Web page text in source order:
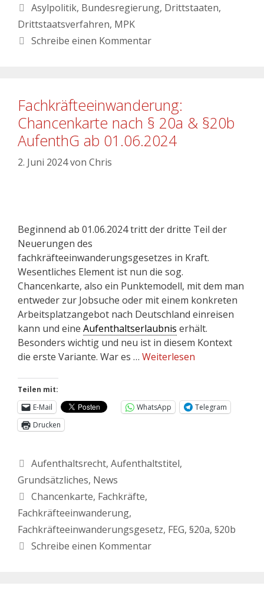
Asylpolitik, Bundesregierung, Drittstaaten,
Drittstaatsverfahren, MPK
Schreibe einen Kommentar
Fachkräfteeinwanderung:
Chancenkarte nach § 20a & §20b
AufenthG ab 01.06.2024
2. Juni 2024von Chris
Beginnend ab 01.06.2024 tritt der dritte Teil der
Neuerungen des
fachkräfteeinwanderungsgesetzes in Kraft.
Wesentliches Element ist nun die sog.
Chancenkarte, also ein Punktemodell, mit dem man
entweder zur Jobsuche oder mit einem konkreten
Arbeitsplatzangebot nach Deutschland einreisen
kann und eine Aufenthaltserlaubnis erhält.
Besonders wichtig und neu ist in diesem Kontext
die erste Variante. War es … Weiterlesen
Teilen mit:
E-Mail
WhatsApp
Telegram
Drucken
Aufenthaltsrecht, Aufenthaltstitel,
Grundsätzliches, News
Chancenkarte, Fachkräfte,
Fachkräfteeinwanderung,
Fachkräfteeinwanderungsgesetz, FEG, §20a, §20b
Schreibe einen Kommentar